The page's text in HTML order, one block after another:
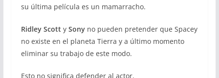
su última película es un mamarracho.
Ridley Scott ySonyno pueden pretender que Spacey
no existe en el planeta Tierra y a último momento
eliminar su trabajo de este modo.
Esto no significa defender al actor.